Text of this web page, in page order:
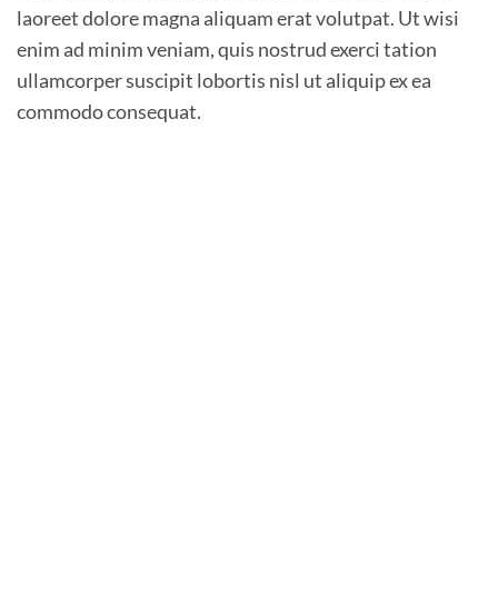
laoreet dolore magna aliquam erat volutpat. Ut wisi
enim ad minim veniam, quis nostrud exerci tation
ullamcorper suscipit lobortis nisl ut aliquip ex ea
commodo consequat.